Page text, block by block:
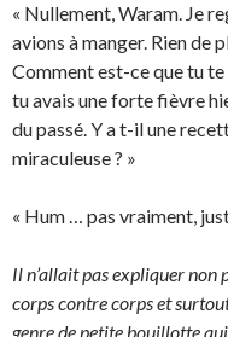
« Nullement, Waram. Je
avions à manger. Rien de
Comment est-ce que tu te
tu avais une forte fièvre
du passé. Y a t-il une
miraculeuse ? »
« Hum … pas vraiment,
Il n’allait pas expliquer non
corps contre corps et
genre de petite bouillotte